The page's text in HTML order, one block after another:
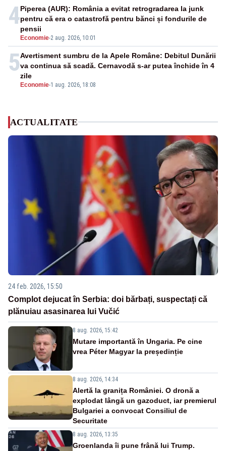
4
Economie-2 aug. 2026, 10:01
Piperea (AUR): România a evitat retrogradarea la junk
pentru că era o catastrofă pentru bănci și fondurile de
pensii
5
Economie-1 aug. 2026, 18:08
Avertisment sumbru de la Apele Române: Debitul Dunării
va continua să scadă. Cernavodă s-ar putea închide în 4
zile
ACTUALITATE
24 feb. 2026, 15:50
Complot dejucat în Serbia: doi bărbați, suspectați că
plănuiau asasinarea lui Vučić
8 aug. 2026, 15:42
Mutare importantă în Ungaria. Pe cine
vrea Péter Magyar la președinție
8 aug. 2026, 14:34
Alertă la granița României. O dronă a
explodat lângă un gazoduct, iar premierul
Bulgariei a convocat Consiliul de
Securitate
8 aug. 2026, 13:35
Groenlanda îi pune frână lui Trump.